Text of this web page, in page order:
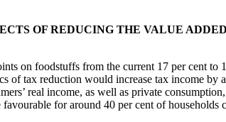
OF REDUCING THE VALUE
on foodstuffs from the current 17 per cent
of tax reduction would increase tax income
real income, as well as private
for around 40 per cent of households